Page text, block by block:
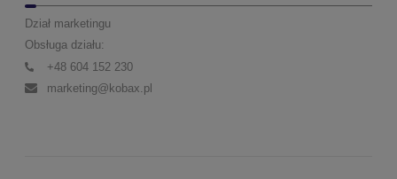
Dział marketingu
Obsługa działu:
+48 604 152 230
marketing@kobax.pl